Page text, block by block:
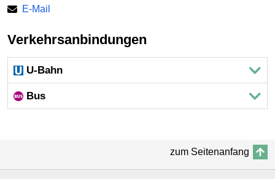
E-Mail
Verkehrsanbindungen
U-Bahn
Bus
zum Seitenanfang